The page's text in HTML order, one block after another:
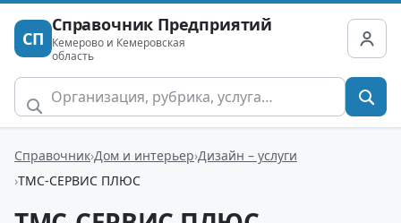
СП
Справочник Предприятий
Кемерово и Кемеровская
область
Справочник Дом и интерьер Дизайн – услуги
ТМС-СЕРВИС ПЛЮС